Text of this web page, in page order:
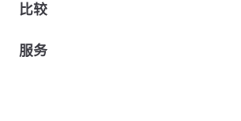
比较
服务